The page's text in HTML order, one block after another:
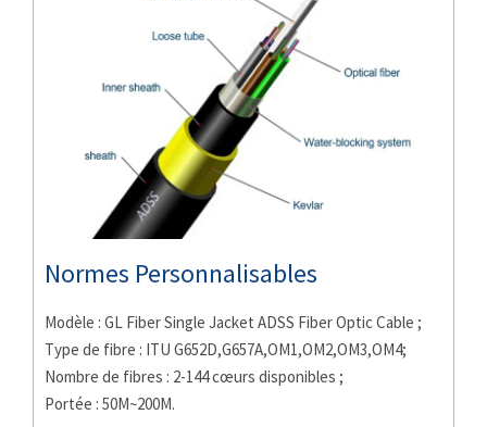
Normes Personnalisables
Modèle : GL Fiber Single Jacket ADSS Fiber Optic Cable ;
Type de fibre : ITU G652D,G657A,OM1,OM2,OM3,OM4;
Nombre de fibres : 2-144 cœurs disponibles ;
Portée : 50M~200M.